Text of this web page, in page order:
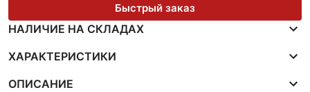
Быстрый заказ
НАЛИЧИЕ НА СКЛАДАХ
ХАРАКТЕРИСТИКИ
ОПИСАНИЕ